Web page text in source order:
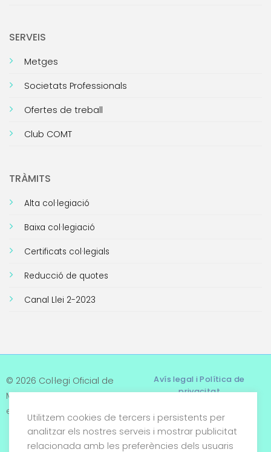
SERVEIS
Metges
Societats Professionals
Ofertes de treball
Club COMT
TRÀMITS
Alta col·legiació
Baixa col·legiació
Certificats col·legials
Reducció de quotes
Canal Llei 2-2023
© 2026 Col·legi Oficial de
Metges de Tarragona. Tots
els drets reservats
Avís legal i Política de
privacitat
Termes i condicions
Política de cookies
Utilitzem cookies de tercers i persistents per
analitzar els nostres serveis i mostrar publicitat
relacionada amb les preferències dels usuaris